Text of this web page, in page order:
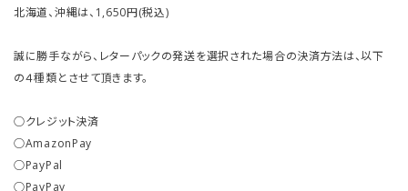
北海道、沖縄は、1,650円(税込)
誠に勝手ながら、レターパックの発送を選択された場合の決済方法は、以下
の４種類とさせて頂きます。
○クレジット決済
○AmazonPay
○PayPal
○PayPay